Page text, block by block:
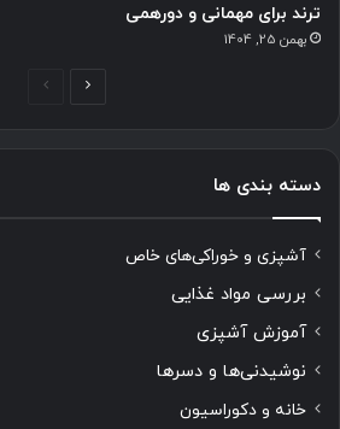
ترند برای مهمانی و دورهمی
بهمن 25, 1404
دسته بندی ها
آشپزی و خوراکی‌های خاص
بررسی مواد غذایی
آموزش آشپزی
نوشیدنی‌ها و دسرها
خانه و دکوراسیون